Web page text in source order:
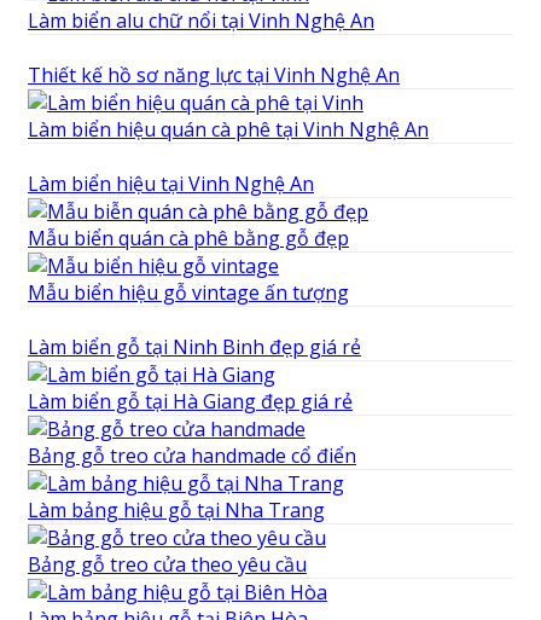
Làm biển alu chữ nổi tại Vinh Nghệ An
Thiết kế hồ sơ năng lực tại Vinh Nghệ An
Làm biển hiệu quán cà phê tại Vinh Nghệ An
Làm biển hiệu tại Vinh Nghệ An
Mẫu biển quán cà phê bằng gỗ đẹp
Mẫu biển hiệu gỗ vintage ấn tượng
Làm biển gỗ tại Ninh Binh đẹp giá rẻ
Làm biển gỗ tại Hà Giang đẹp giá rẻ
Bảng gỗ treo cửa handmade cổ điển
Làm bảng hiệu gỗ tại Nha Trang
Bảng gỗ treo cửa theo yêu cầu